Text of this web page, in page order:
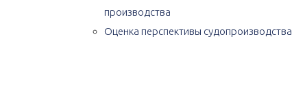
производства
Оценка перспективы судопроизводства